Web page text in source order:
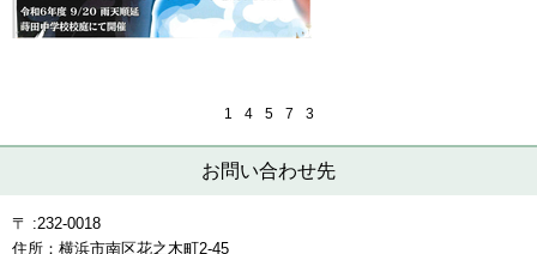
1 4 5 7 3
お問い合わせ先
〒 :232-0018
住所：横浜市南区花之木町2-45